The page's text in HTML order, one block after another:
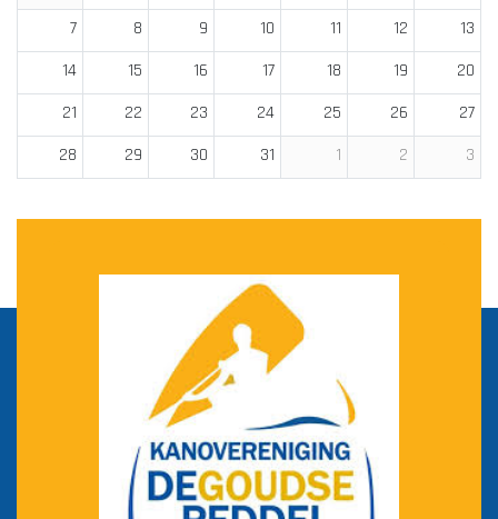
7
8 9 10 11 12
13
14
15 16 17 18 19
20
21
22 23 24 25 26
27
28
29 30 31 1 2 3